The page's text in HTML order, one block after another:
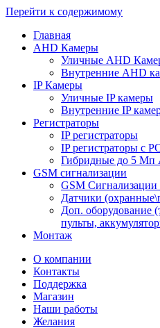
Перейти к содержимому
Главная
AHD Камеры
Уличные AHD
Внутренние AHD
IP Камеры
Уличные IP камеры
Внутренние IP
Регистраторы
IP регистраторы
IP регистраторы с
Гибридные до 5 Мп
GSM cигнализации
GSM
Датчики
Доп. оборудование
пульты,
Монтаж
О компании
Контакты
Поддержка
Магазин
Наши работы
Желания